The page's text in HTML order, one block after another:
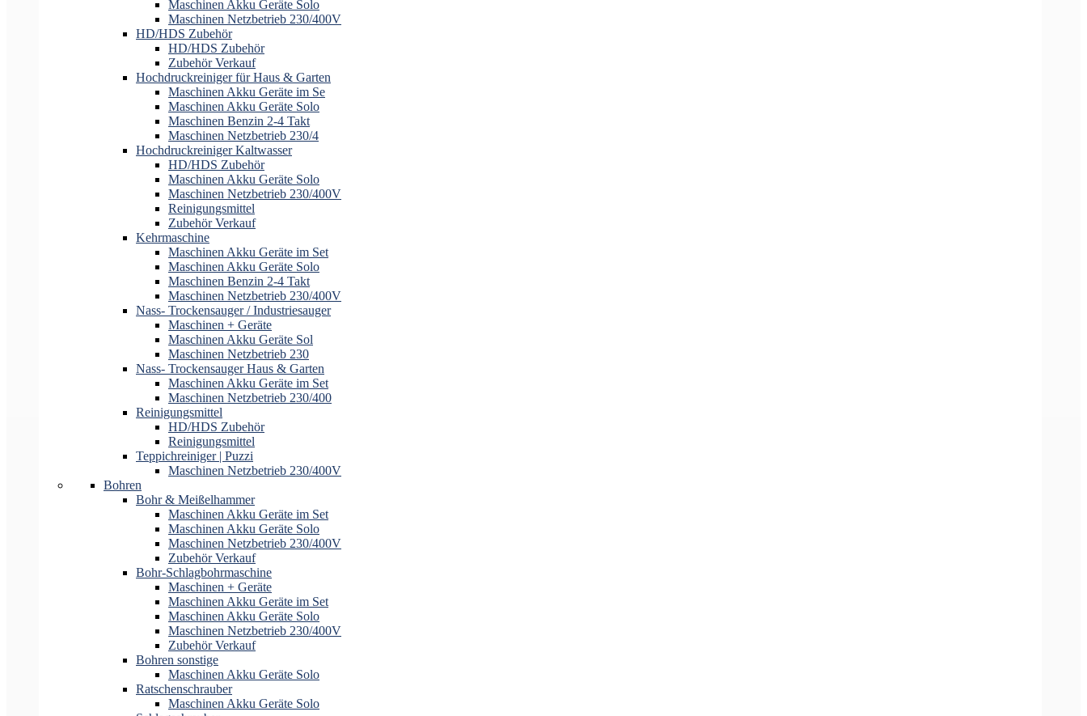
Maschinen Akku Geräte Solo
Maschinen Netzbetrieb 230/400V
HD/HDS Zubehör
HD/HDS Zubehör
Zubehör Verkauf
Hochdruckreiniger für Haus & Garten
Maschinen Akku Geräte im Se
Maschinen Akku Geräte Solo
Maschinen Benzin 2-4 Takt
Maschinen Netzbetrieb 230/4
Hochdruckreiniger Kaltwasser
HD/HDS Zubehör
Maschinen Akku Geräte Solo
Maschinen Netzbetrieb 230/400V
Reinigungsmittel
Zubehör Verkauf
Kehrmaschine
Maschinen Akku Geräte im Set
Maschinen Akku Geräte Solo
Maschinen Benzin 2-4 Takt
Maschinen Netzbetrieb 230/400V
Nass- Trockensauger / Industriesauger
Maschinen + Geräte
Maschinen Akku Geräte Sol
Maschinen Netzbetrieb 230
Nass- Trockensauger Haus & Garten
Maschinen Akku Geräte im Set
Maschinen Netzbetrieb 230/400
Reinigungsmittel
HD/HDS Zubehör
Reinigungsmittel
Teppichreiniger | Puzzi
Maschinen Netzbetrieb 230/400V
Bohren
Bohr & Meißelhammer
Maschinen Akku Geräte im Set
Maschinen Akku Geräte Solo
Maschinen Netzbetrieb 230/400V
Zubehör Verkauf
Bohr-Schlagbohrmaschine
Maschinen + Geräte
Maschinen Akku Geräte im Set
Maschinen Akku Geräte Solo
Maschinen Netzbetrieb 230/400V
Zubehör Verkauf
Bohren sonstige
Maschinen Akku Geräte Solo
Ratschenschrauber
Maschinen Akku Geräte Solo